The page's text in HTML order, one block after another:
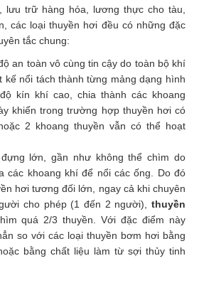
lưu trữ hàng hóa, lương thực cho tàu,
các loại thuyền hơi đều có những đặc
tắc chung:
an toàn vô cùng tin cậy do toàn bộ khí
kế nổi tách thành từng mảng dạng hình
kín khí cao, chia thành các khoang
khiến trong trường hợp thuyền hơi có
2 khoang thuyền vẫn có thể hoạt
lớn, gần như không thể chìm do
các khoang khí để nổi các ống. Do đó
hơi tương đối lớn, ngay cả khi chuyên
cho phép (1 đến 2 người), thuyền
quá 2/3 thuyền. Với đặc điểm này
so với các loại thuyền bơm hơi bằng
bằng chất liệu làm từ sợi thủy tinh